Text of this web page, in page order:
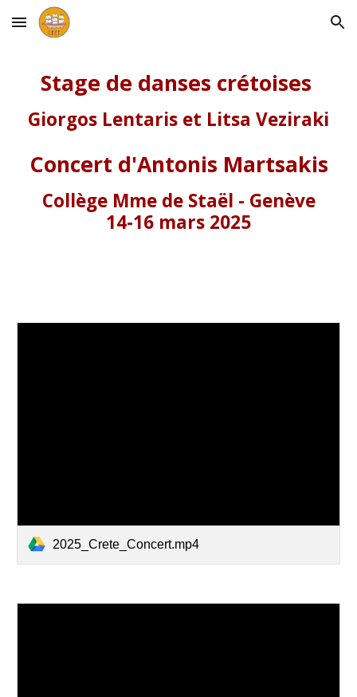
Skip to main content Skip to navigation
Stage de danses crétoises
Giorgos Lentaris et Litsa Veziraki
Concert d'Antonis Martsakis
Collège Mme de Staël - Genève
14-16 mars 2025
2025_Crete_Concert.mp4